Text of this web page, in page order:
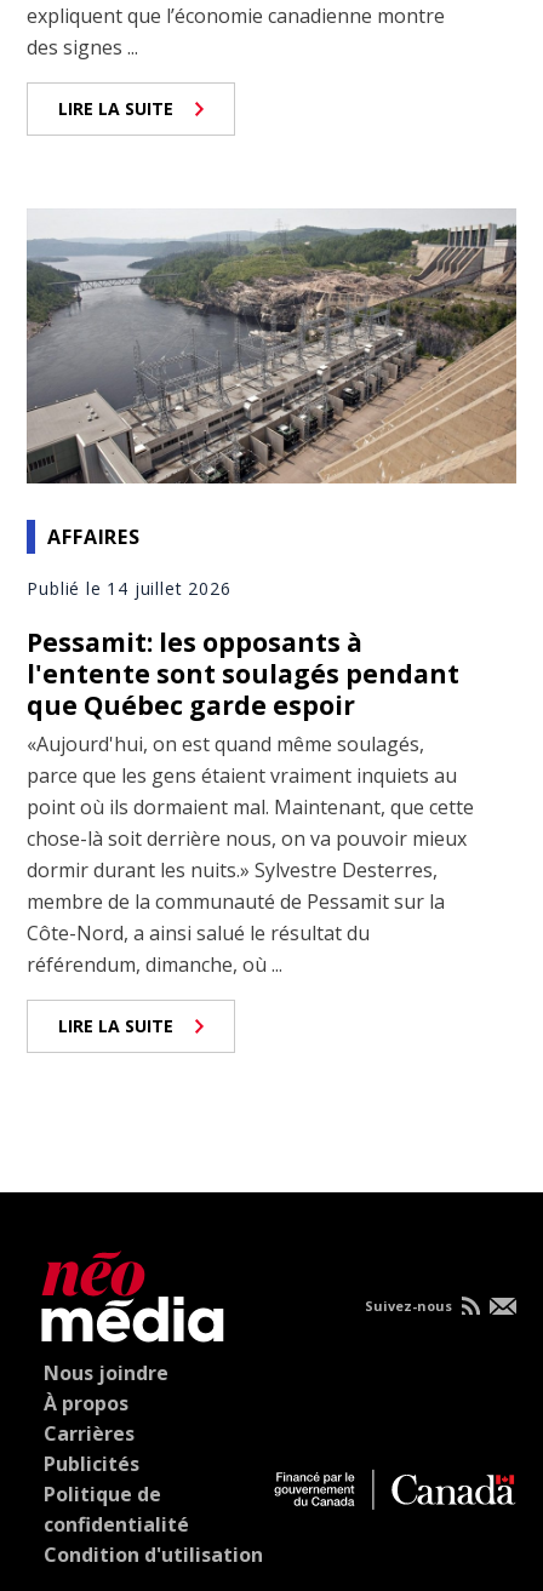
expliquent que l’économie canadienne montre
des signes ...
LIRE LA SUITE
AFFAIRES
Publié le 14 juillet 2026
Pessamit: les opposants à
l'entente sont soulagés pendant
que Québec garde espoir
«Aujourd'hui, on est quand même soulagés,
parce que les gens étaient vraiment inquiets au
point où ils dormaient mal. Maintenant, que cette
chose-là soit derrière nous, on va pouvoir mieux
dormir durant les nuits.» Sylvestre Desterres,
membre de la communauté de Pessamit sur la
Côte-Nord, a ainsi salué le résultat du
référendum, dimanche, où ...
LIRE LA SUITE
Nous joindre
À propos
Carrières
Publicités
Politique de
confidentialité
Condition d'utilisation
Suivez-nous